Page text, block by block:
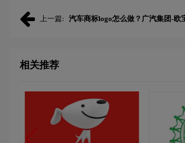
上一篇: 汽车商标logo怎么做？广汽集团-欧
相关推荐